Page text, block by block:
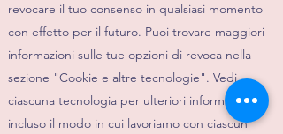
revocare il tuo consenso in qualsiasi momento
con effetto per il futuro. Puoi trovare maggiori
informazioni sulle tue opzioni di revoca nella
sezione "Cookie e altre tecnologie". Vedi
ciascuna tecnologia per ulteriori informazioni,
incluso il modo in cui lavoriamo con ciascun